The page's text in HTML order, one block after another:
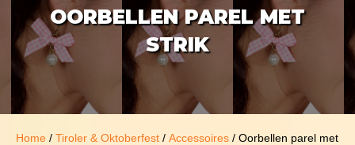
OORBELLEN PAREL MET
STRIK
Home / Tiroler & Oktoberfest / Accessoires / Oorbellen parel met